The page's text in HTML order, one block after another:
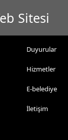
Sitesi
Duyurular
Hizmetler
E-belediye
İletişim